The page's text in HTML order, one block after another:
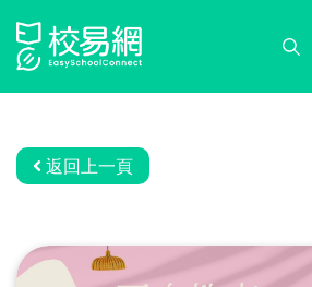
搜
務
資
返回上一頁